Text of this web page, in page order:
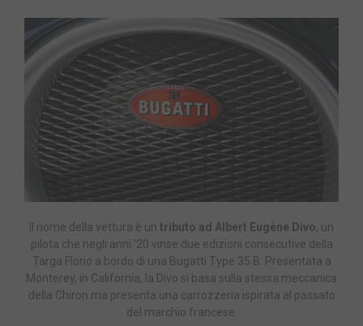
Il nome della vettura è un tributo ad Albert Eugène Divo, un
pilota che negli anni ’20 vinse due edizioni consecutive della
Targa Florio a bordo di una Bugatti Type 35 B. Presentata a
Monterey, in California, la Divo si basa sulla stessa meccanica
della Chiron ma presenta una carrozzeria ispirata al passato
del marchio francese.